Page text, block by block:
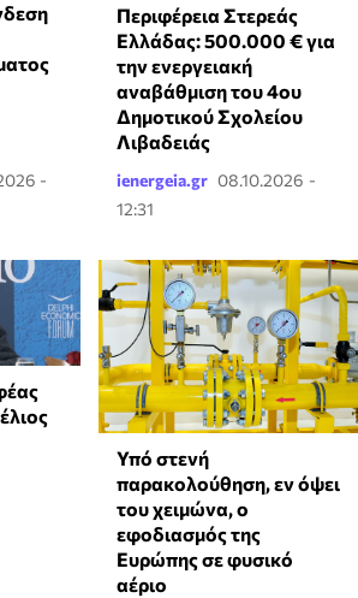
-
Περιφέρεια Στερεάς
Ελλάδας: 500.000 € για
την ενεργειακή
αναβάθμιση του 4ου
Δημοτικού Σχολείου
Λιβαδειάς
ienergeia.gr 08.10.2026 -
12:31
Υπό στενή
παρακολούθηση, εν όψει
του χειμώνα, ο
εφοδιασμός της
Ευρώπης σε φυσικό
αέριο